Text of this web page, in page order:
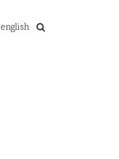
english